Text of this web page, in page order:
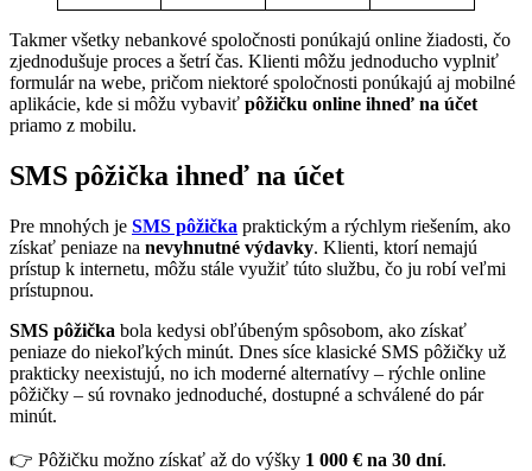
Takmer všetky nebankové spoločnosti ponúkajú online žiadosti, čo
zjednodušuje proces a šetrí čas. Klienti môžu jednoducho vyplniť
formulár na webe, pričom niektoré spoločnosti ponúkajú aj mobilné
aplikácie, kde si môžu vybaviť pôžičku online ihneď na účet
priamo z mobilu.
SMS pôžička ihneď na účet
Pre mnohých je SMS pôžička praktickým a rýchlym riešením, ako
získať peniaze na nevyhnutné výdavky. Klienti, ktorí nemajú
prístup k internetu, môžu stále využiť túto službu, čo ju robí veľmi
prístupnou.
SMS pôžička bola kedysi obľúbeným spôsobom, ako získať
peniaze do niekoľkých minút. Dnes síce klasické SMS pôžičky už
prakticky neexistujú, no ich moderné alternatívy – rýchle online
pôžičky – sú rovnako jednoduché, dostupné a schválené do pár
minút.
👉 Pôžičku možno získať až do výšky 1 000 € na 30 dní.